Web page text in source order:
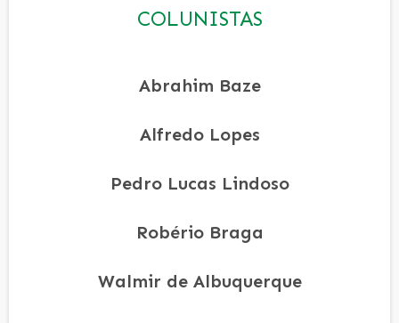
COLUNISTAS
Abrahim Baze
Alfredo Lopes
Pedro Lucas Lindoso
Robério Braga
Walmir de Albuquerque